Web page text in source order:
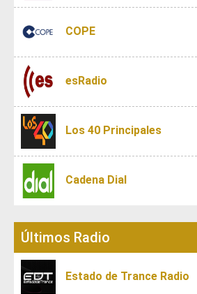
COPE
esRadio
Los 40 Principales
Cadena Dial
Últimos Radio
Estado de Trance Radio